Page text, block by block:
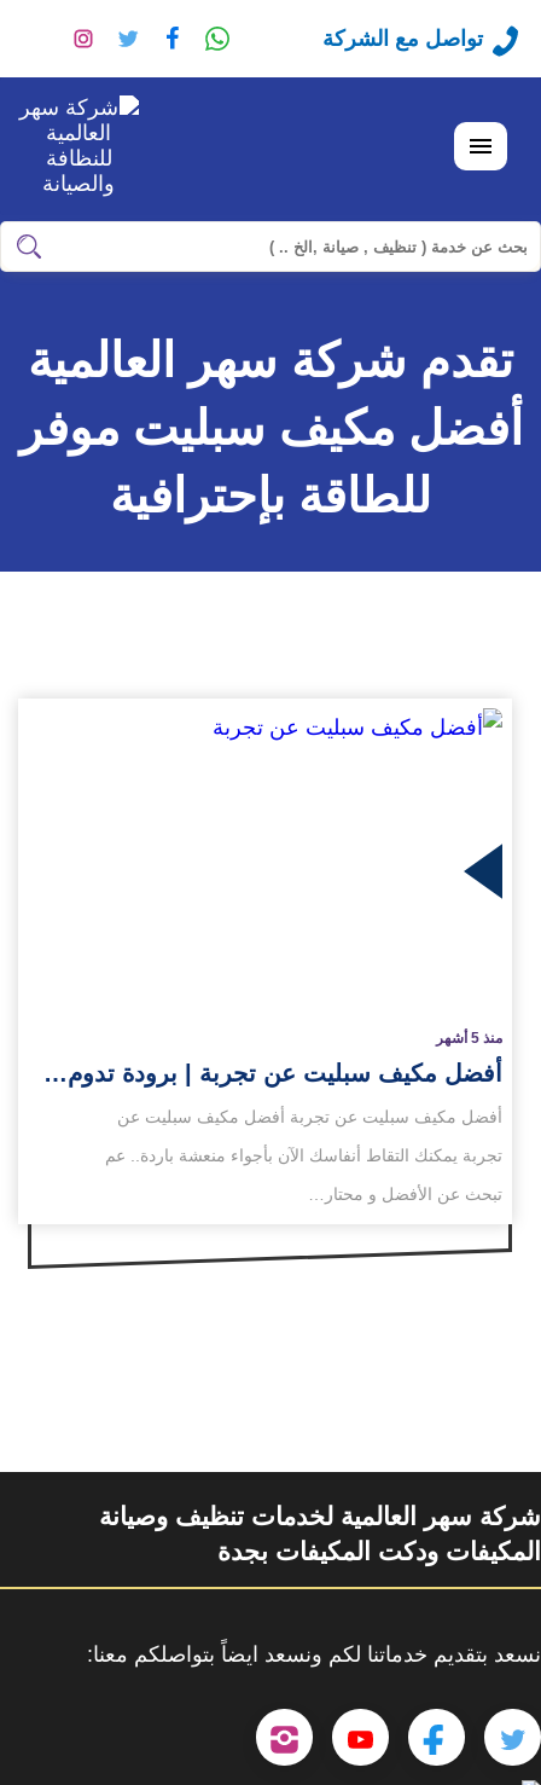
تواصل مع الشركة
راسلنا
الواتساب
تابعنا
فيسبوك
تابعنا
تويتر
القائمة
ابحث
سهر
العالمية
تقدم شركة سهر العالمية
أفضل مكيف سبليت موفر
للطاقة بإحترافية
منذ 5 أشهر
أفضل مكيف سبليت عن تجربة | برودة تدوم…
أفضل مكيف سبليت عن تجربة أفضل مكيف سبليت عن
تجربة يمكنك التقاط أنفاسك الآن بأجواء منعشة باردة.. عم
تبحث عن الأفضل و محتار…
شركة سهر العالمية لخدمات تنظيف وصيانة
المكيفات ودكت المكيفات بجدة
نسعد بتقديم خدماتنا لكم ونسعد ايضاً بتواصلكم معنا:
تابعنا تابعنا www.youtube.com/@sahar4046
تابعنا